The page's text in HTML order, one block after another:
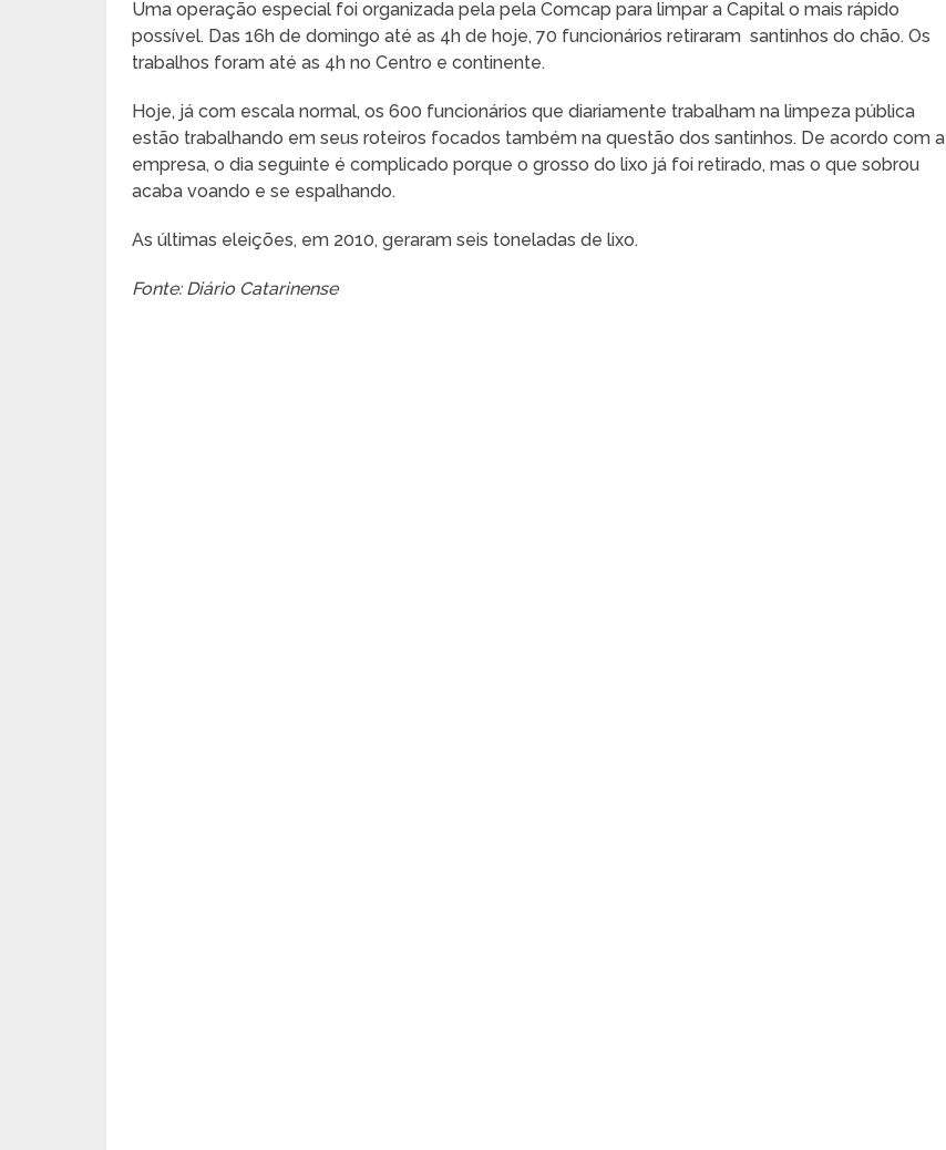
Uma operação especial foi organizada pela pela Comcap para limpar a Capital o mais rápido
possível. Das 16h de domingo até as 4h de hoje, 70 funcionários retiraram santinhos do chão. Os
trabalhos foram até as 4h no Centro e continente.
Hoje, já com escala normal, os 600 funcionários que diariamente trabalham na limpeza pública
estão trabalhando em seus roteiros focados também na questão dos santinhos. De acordo com a
empresa, o dia seguinte é complicado porque o grosso do lixo já foi retirado, mas o que sobrou
acaba voando e se espalhando.
As últimas eleições, em 2010, geraram seis toneladas de lixo.
Fonte: Diário Catarinense